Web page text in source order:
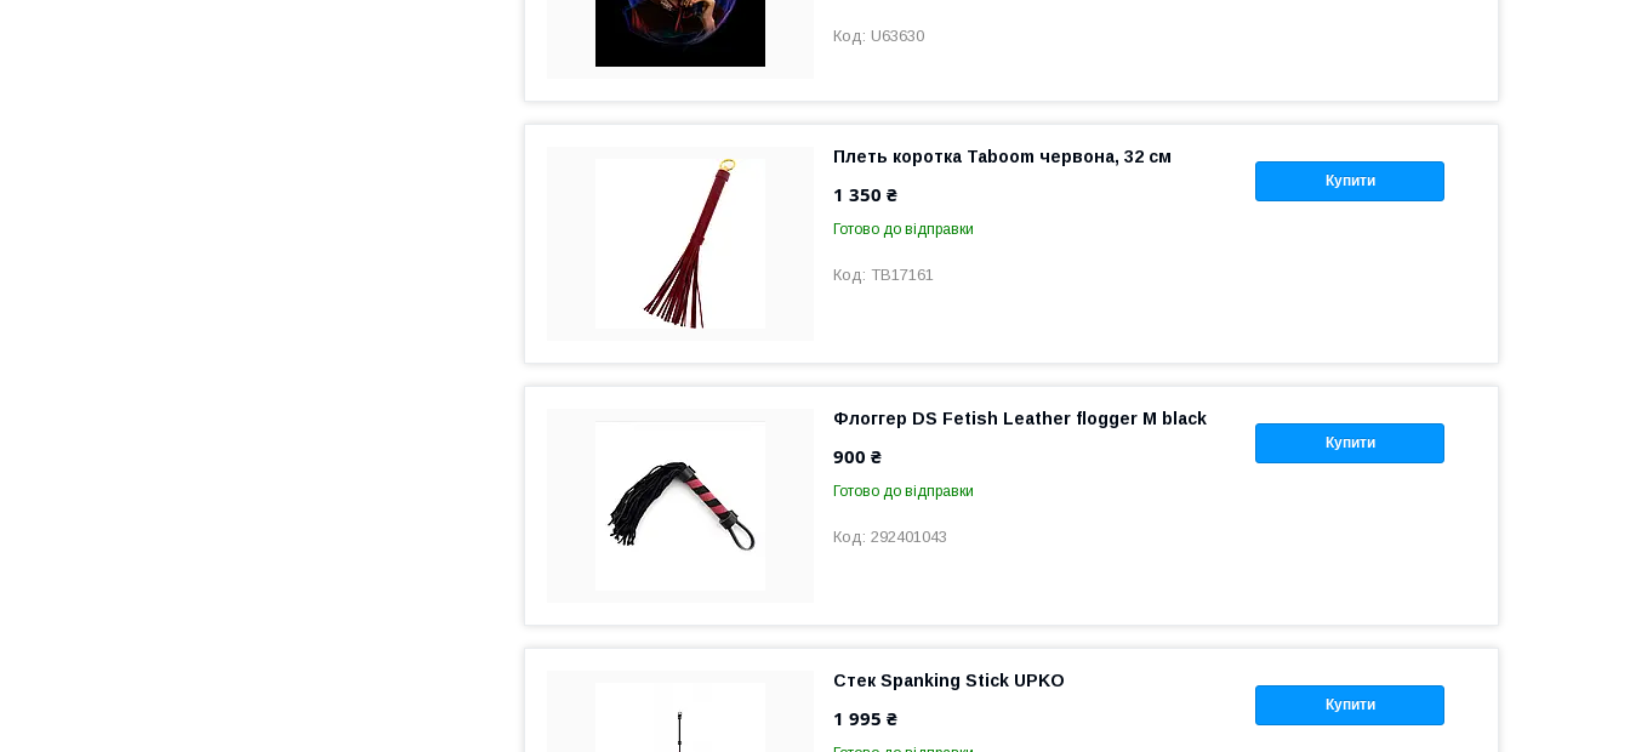
U63630
Купити
Плеть коротка Taboom червона, 32 см
1 350 ₴
Готово до відправки
TB17161
Купити
Флоггер DS Fetish Leather flogger M black
900 ₴
Готово до відправки
292401043
Купити
Стек Spanking Stick UPKO
1 995 ₴